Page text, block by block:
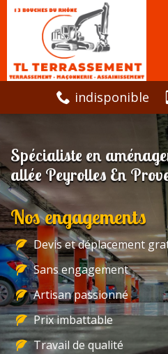
indisponible
Spécialiste en
allée Peyrolles En
Nos engagements
Devis et déplacement
Sans engagement
Artisan passionné
Prix imbattable
Travail de qualité